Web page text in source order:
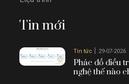
Tin mới
Tin tức | 29-07-2026
Phác đồ điều
nghệ thế nào